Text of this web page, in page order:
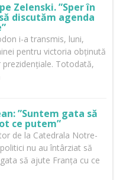
Zelenski. ”Sper în
discutăm agenda
i-a transmis, luni,
pentru victoria obținută
Totodată,
”Suntem gata să
ce putem”
de la Catedrala Notre-
nu au întârziat să
să ajute Franța cu ce